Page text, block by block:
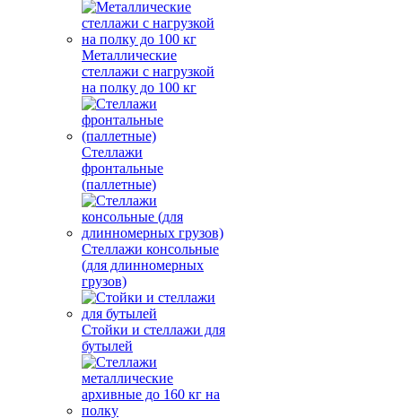
Металлические
стеллажи с нагрузкой
на полку до 100 кг
Стеллажи
фронтальные
(паллетные)
Стеллажи консольные
(для длинномерных
грузов)
Стойки и стеллажи для
бутылей